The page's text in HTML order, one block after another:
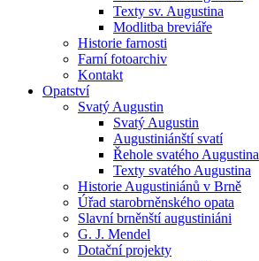
Texty sv. Augustina
Modlitba breviáře
Historie farnosti
Farní fotoarchiv
Kontakt
Opatství
Svatý Augustin
Svatý Augustin
Augustiniánští svatí
Řehole svatého Augustina
Texty svatého Augustina
Historie Augustiniánů v Brně
Úřad starobrněnského opata
Slavní brněnští augustiniáni
G. J. Mendel
Dotační projekty